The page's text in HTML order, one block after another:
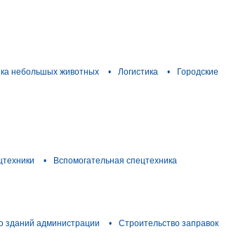
небольшых животных • Логистика •
Городские
• Вспомогательная спецтехника
зданий администрации •
Строительство заправок